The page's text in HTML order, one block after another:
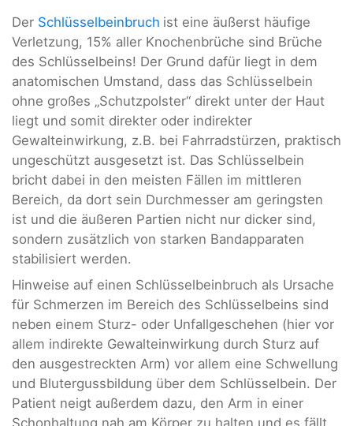
Der Schlüsselbeinbruch ist eine äußerst häufige
Verletzung, 15% aller Knochenbrüche sind Brüche
des Schlüsselbeins! Der Grund dafür liegt in dem
anatomischen Umstand, dass das Schlüsselbein
ohne großes „Schutzpolster“ direkt unter der Haut
liegt und somit direkter oder indirekter
Gewalteinwirkung, z.B. bei Fahrradstürzen, praktisch
ungeschützt ausgesetzt ist. Das Schlüsselbein
bricht dabei in den meisten Fällen im mittleren
Bereich, da dort sein Durchmesser am geringsten
ist und die äußeren Partien nicht nur dicker sind,
sondern zusätzlich von starken Bandapparaten
stabilisiert werden.
Hinweise auf einen Schlüsselbeinbruch als Ursache
für Schmerzen im Bereich des Schlüsselbeins sind
neben einem Sturz- oder Unfallgeschehen (hier vor
allem indirekte Gewalteinwirkung durch Sturz auf
den ausgestreckten Arm) vor allem eine Schwellung
und Blutergussbildung über dem Schlüsselbein. Der
Patient neigt außerdem dazu, den Arm in einer